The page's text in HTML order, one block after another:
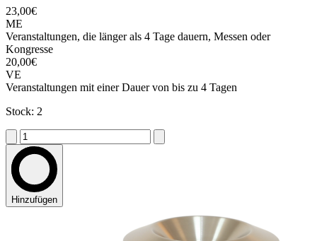
23,00€
ME
Veranstaltungen, die länger als 4 Tage dauern, Messen oder
Kongresse
20,00€
VE
Veranstaltungen mit einer Dauer von bis zu 4 Tagen
Stock: 2
Hinzufügen